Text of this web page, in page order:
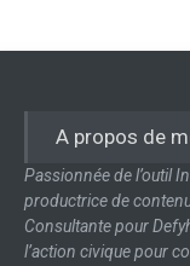
A propos de
Passionnée de l’outil
productrice de
Consultante pour
l’action civique pour